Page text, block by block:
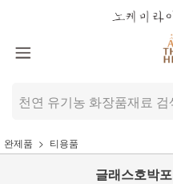
완제품 티용품
글래스호박